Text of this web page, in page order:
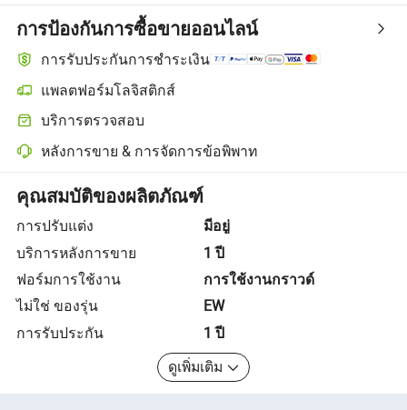
การป้องกันการซื้อขายออนไลน์
การรับประกันการชำระเงิน
แพลตฟอร์มโลจิสติกส์
การติดตามการจัดส่งที่ชัดเจนยิ่งขึ้นด้วยการขนส่งที่รองรับโดยแพลตฟอ
บริการตรวจสอบ
การตรวจสอบก่อนการจัดส่งแบบเลือกได้สำหรับการตรวจสอบคุณภาพ
หลังการขาย & การจัดการข้อพิพาท
การแก้ไขข้อพิพาทที่ช่วยโดยแพลตฟอร์ม รวมถึงการคืนเงินหรือการคืน
คุณสมบัติของผลิตภัณฑ์
การปรับแต่ง
มีอยู่
บริการหลังการขาย
1 ปี
ฟอร์มการใช้งาน
การใช้งานกราวด์
ไม่ใช่ ของรุ่น
EW
การรับประกัน
1 ปี
ดูเพิ่มเติม